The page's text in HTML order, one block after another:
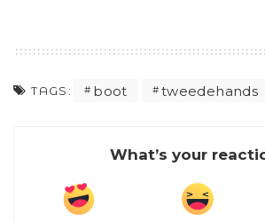
TAGS: boot tweedehands
What’s your